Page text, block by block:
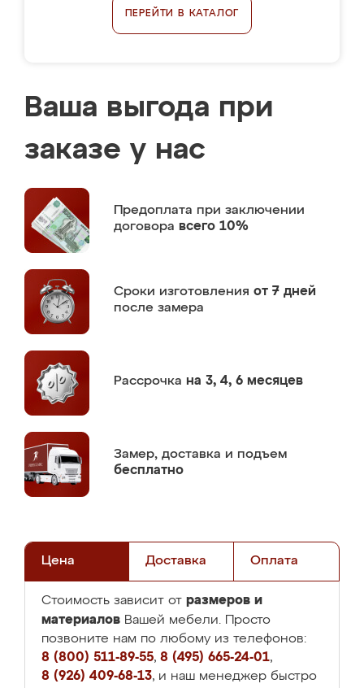
ПЕРЕЙТИ В КАТАЛОГ
Ваша выгода при
заказе у нас
Предоплата при заключении
договора всего 10%
Сроки изготовления от 7 дней
после замера
Рассрочка на 3, 4, 6 месяцев
Замер, доставка и подъем
бесплатно
Цена Доставка Оплата
Стоимость зависит от размеров и
материалов Вашей мебели. Просто
позвоните нам по любому из телефонов:
8 (800) 511-89-55, 8 (495) 665-24-01,
8 (926) 409-68-13, и наш менеджер быстро